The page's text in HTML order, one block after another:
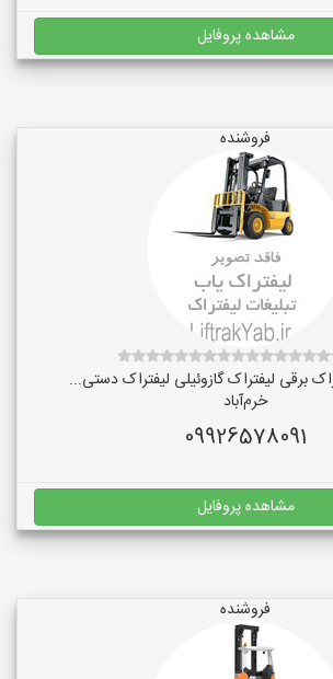
مشاهده پروفایل
فروشنده
برقی لیفتراک گازوئیلی لیفتراک دستی...
خرم‌آباد
09926578091
مشاهده پروفایل
فروشنده